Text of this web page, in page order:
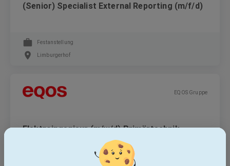
(Senior) Specialist External Reporting (m/f/d)
Festanstellung
Limburgerhof
EQOS Gruppe
Elektroingenieur (m/w/d) Primärtechnik